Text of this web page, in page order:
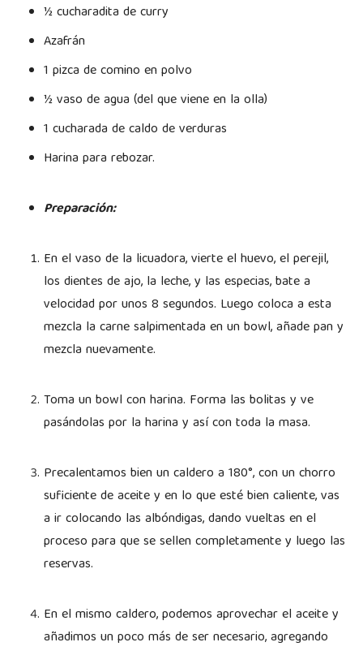
½ cucharadita de curry
Azafrán
1 pizca de comino en polvo
½ vaso de agua (del que viene en la olla)
1 cucharada de caldo de verduras
Harina para rebozar.
Preparación:
En el vaso de la licuadora, vierte el huevo, el perejil,
los dientes de ajo, la leche, y las especias, bate a
velocidad por unos 8 segundos. Luego coloca a esta
mezcla la carne salpimentada en un bowl, añade pan y
mezcla nuevamente.
Toma un bowl con harina. Forma las bolitas y ve
pasándolas por la harina y así con toda la masa.
Precalentamos bien un caldero a 180°, con un chorro
suficiente de aceite y en lo que esté bien caliente, vas
a ir colocando las albóndigas, dando vueltas en el
proceso para que se sellen completamente y luego las
reservas.
En el mismo caldero, podemos aprovechar el aceite y
añadimos un poco más de ser necesario, agregando